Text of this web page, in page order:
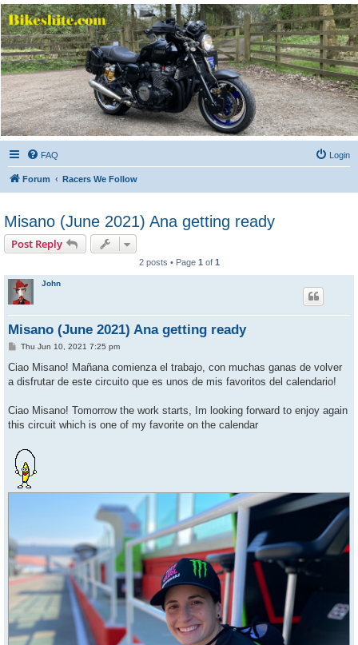
Bikeshite.com
Talking endless Shite about Bikes ......
FAQ Login
Forum Racers We Follow
Misano (June 2021) Ana getting ready
Post Reply
2 posts • Page 1 of 1
John
Misano (June 2021) Ana getting ready
P
s
Thu Jun 10, 2021 7:25 pm
Ciao Misano! Mañana comienza el trabajo, con muchas ganas de volver
a disfrutar de este circuito que es unos de mis favoritos del calendario!
Ciao Misano! Tomorrow the work starts, Im looking forward to enjoy again
this circuit which is one of my favorite on the calendar